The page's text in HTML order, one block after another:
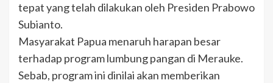
tepat yang telah dilakukan oleh Presiden Prabowo
Subianto.
Masyarakat Papua menaruh harapan besar
terhadap program lumbung pangan di Merauke.
Sebab, program ini dinilai akan memberikan